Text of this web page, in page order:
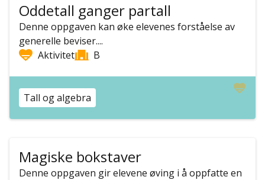
Oddetall ganger partall
Denne oppgaven kan øke elevenes forståelse av
generelle beviser....
Aktivitet
B
Tall og algebra
Magiske bokstaver
Denne oppgaven gir elevene øving i å oppfatte en